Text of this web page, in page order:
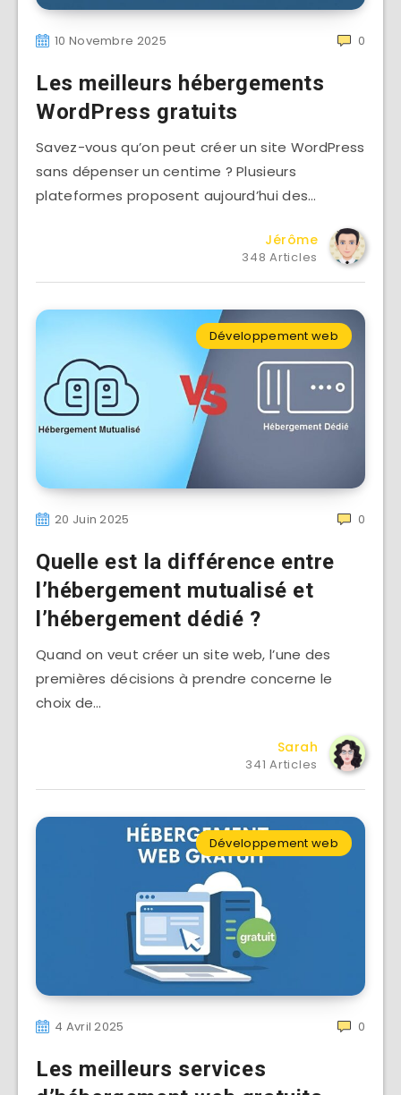
10 Novembre 2025 0
Les meilleurs hébergements
WordPress gratuits
Savez-vous qu’on peut créer un site WordPress
sans dépenser un centime ? Plusieurs
plateformes proposent aujourd’hui des…
Jérôme
348 Articles
Développement web
20 Juin 2025 0
Quelle est la différence entre
l’hébergement mutualisé et
l’hébergement dédié ?
Quand on veut créer un site web, l’une des
premières décisions à prendre concerne le
choix de…
Sarah
341 Articles
Développement web
4 Avril 2025 0
Les meilleurs services